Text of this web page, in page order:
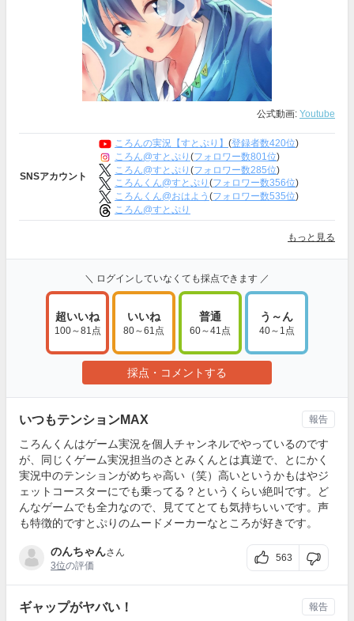
公式動画: Youtube
SNSアカウント
ころんの実況【すとぷり】 (登録者数420位)
ころん@すとぷり (フォロワー数801位)
ころん@すとぷり (フォロワー数285位)
ころんくん@すとぷり (フォロワー数356位)
ころんくん@おはよう (フォロワー数535位)
ころん@すとぷり
もっと見る
＼ ログインしていなくても採点できます ／
超いいね
100～81点
いいね
80～61点
普通
60～41点
う～ん
40～1点
採点・コメントする
いつもテンションMAX
ころんくんはゲーム実況を個人チャンネルでやっているのです
が、同じくゲーム実況担当のさとみくんとは真逆で、とにかく
実況中のテンションがめちゃ高い（笑）高いというかもはやジ
ェットコースターにでも乗ってる？というくらい絶叫です。ど
んなゲームでも全力なので、見ててとても気持ちいいです。声
も特徴的ですとぷりのムードメーカーなところが好きです。
のんちゃんさん
3位の評価
563
報告
ギャップがヤバい！ 報告